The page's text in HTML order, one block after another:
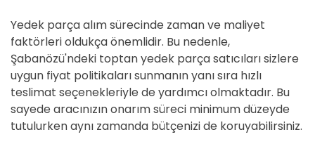
Yedek parça alım sürecinde zaman ve maliyet
faktörleri oldukça önemlidir. Bu nedenle,
Şabanözü'ndeki toptan yedek parça satıcıları sizlere
uygun fiyat politikaları sunmanın yanı sıra hızlı
teslimat seçenekleriyle de yardımcı olmaktadır. Bu
sayede aracınızın onarım süreci minimum düzeyde
tutulurken aynı zamanda bütçenizi de koruyabilirsiniz.